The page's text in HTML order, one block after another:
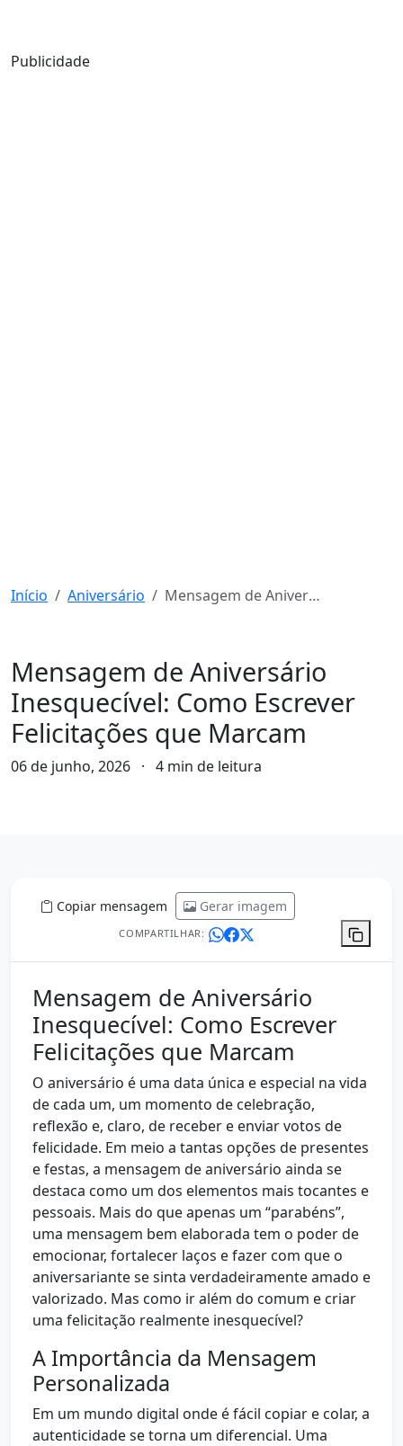
Publicidade
Início Aniversário Mensagem de Aniversário Inesquecível: Como Escrever Felicitações que Marcam
Mensagem de Aniversário
Inesquecível: Como Escrever
Felicitações que Marcam
06 de junho, 2026 · 4 min de leitura
Copiar mensagem Gerar imagem
COMPARTILHAR:
Mensagem de Aniversário
Inesquecível: Como Escrever
Felicitações que Marcam
O aniversário é uma data única e especial na vida
de cada um, um momento de celebração,
reflexão e, claro, de receber e enviar votos de
felicidade. Em meio a tantas opções de presentes
e festas, a mensagem de aniversário ainda se
destaca como um dos elementos mais tocantes e
pessoais. Mais do que apenas um “parabéns”,
uma mensagem bem elaborada tem o poder de
emocionar, fortalecer laços e fazer com que o
aniversariante se sinta verdadeiramente amado e
valorizado. Mas como ir além do comum e criar
uma felicitação realmente inesquecível?
A Importância da Mensagem
Personalizada
Em um mundo digital onde é fácil copiar e colar, a
autenticidade se torna um diferencial. Uma